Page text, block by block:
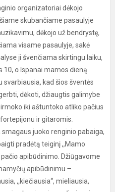
organizatoriai dėkojo
skubančiame pasaulyje
dėkojo už bendrystę,
visame pasaulyje, sakė
ji švenčiama skirtingu laiku,
10, o Ispanai mamos dieną
svarbiausia, kad šios šventės
dėkoti, džiaugtis galimybe
iki aštuntoko atliko pačius
ir gitaromis.
juoko renginio pabaiga,
pradėtą teiginį ,,Mamo
apibūdinimo. Džiūgavome
apibūdinimu –
,,kiečiausia“, mieliausia,